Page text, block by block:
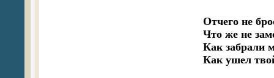
Отчего не
Что же не
Как забрали
Как ушел